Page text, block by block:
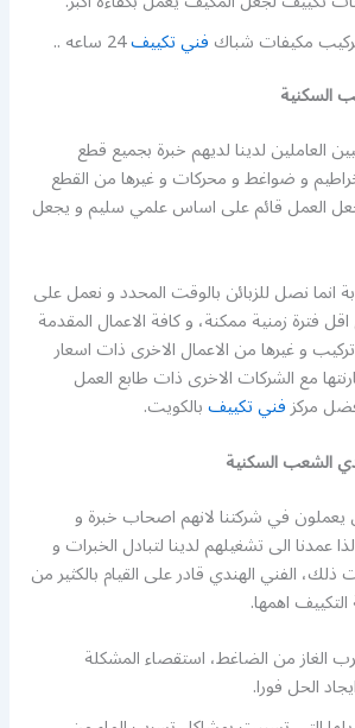
مكيفات شباكفني تكييف24 ساعه ..
السكنية
العاملين لدينا لديهم خبرة بجميع قطع
و ضواغط و محركات و غيرها من القطع
العمل قائم على اساس علمي سليم و يجعل
انما نصل للزبائن بالوقت المحدد و نعمل على
فترة زمنية ممكنة، و كافة الاعمال المقدمة
و غيرها من الاعمال الاخرى ذات اسعار
مع الشركات الاخرى ذات طابع العمل
مركزفني تكييفبالكويت.
الشعب السكنية
يعملون في شركتنا لانهم اصحاب خبرة و
عمدنا الى تشغيلهم لدينا لتبادل الخبرات و
ذلك، الفني الهندي قادر على القيام بالكثير من
اهمها.
الغاز من الضاغط، استقصاء المشكلة
الحل فورا.